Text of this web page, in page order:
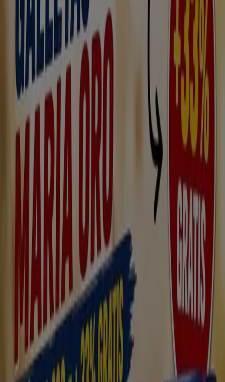
Coviran
Av caceres 39, Sierra de Fuentes
6.7 km
Coviran
Cl padre leocadio 1, Cáceres
14.2 km
Coviran
Cl santa joaquina de vedruna 17, Cáceres
Coviran
Cl granadilla alta 35, Montánchez
19.7 km